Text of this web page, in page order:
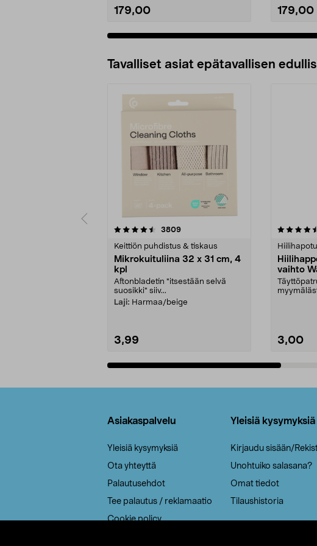
179,00 179,00
Tavalliset asiat epätavallisen
3809arvostelut
Keittiön puhdistus & tiskaus
Mikrokuituliina 32 x 31 cm, 4
kpl
Aftonbladetin "itsestään selvä
suosikki" siiv...
Laji: Harmaa/beige
3,99
4.5viidestä
vaihto
3,00
Asiakaspalvelu
Yleisiä kysymyksiä
Ota yhteyttä
Palautusehdot
Tee palautus / reklamaatio
Cookie policy
Yleisiä kysymyksiä
Kirjaudu sisään/
Unohtuiko salasana?
Omat tiedot
Tilaushistoria